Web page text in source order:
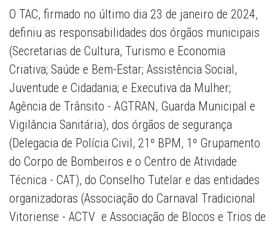
O TAC, firmado no último dia 23 de janeiro de 2024,
definiu as responsabilidades dos órgãos municipais
(Secretarias de Cultura, Turismo e Economia
Criativa; Saúde e Bem-Estar; Assistência Social,
Juventude e Cidadania; e Executiva da Mulher;
Agência de Trânsito - AGTRAN, Guarda Municipal e
Vigilância Sanitária), dos órgãos de segurança
(Delegacia de Polícia Civil, 21º BPM, 1º Grupamento
do Corpo de Bombeiros e o Centro de Atividade
Técnica - CAT), do Conselho Tutelar e das entidades
organizadoras (Associação do Carnaval Tradicional
Vitoriense - ACTV e Associação de Blocos e Trios de